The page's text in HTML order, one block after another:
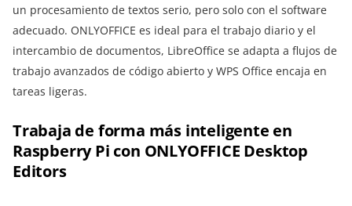
un procesamiento de textos serio, pero solo con el software
adecuado. ONLYOFFICE es ideal para el trabajo diario y el
intercambio de documentos, LibreOffice se adapta a flujos de
trabajo avanzados de código abierto y WPS Office encaja en
tareas ligeras.
Trabaja de forma más inteligente en
Raspberry Pi con ONLYOFFICE Desktop
Editors